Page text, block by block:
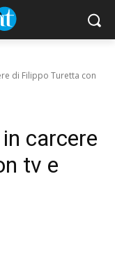
di Filippo Turetta con
carcere
tv e